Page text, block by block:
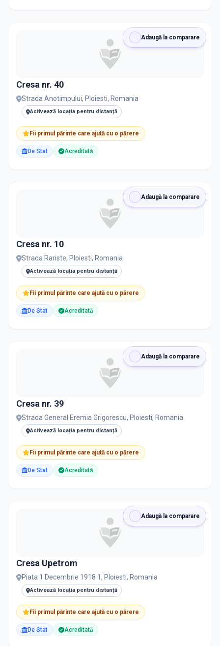
Adaugă la comparare
Cresa nr. 40
Strada Anotimpului, Ploiesti, Romania
Activează locația pentru distanță
Fii primul părinte care ajută cu o părere
De Stat Acreditată
Adaugă la comparare
Cresa nr. 10
Strada Rariste, Ploiesti, Romania
Activează locația pentru distanță
Fii primul părinte care ajută cu o părere
De Stat Acreditată
Adaugă la comparare
Cresa nr. 39
Strada General Eremia Grigorescu, Ploiesti, Romania
Activează locația pentru distanță
Fii primul părinte care ajută cu o părere
De Stat Acreditată
Adaugă la comparare
Cresa Upetrom
Piata 1 Decembrie 1918 1, Ploiesti, Romania
Activează locația pentru distanță
Fii primul părinte care ajută cu o părere
De Stat Acreditată